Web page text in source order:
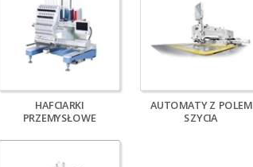
HAFCIARKI
PRZEMYSŁOWE
AUTOMATY Z POLEM
SZYCIA